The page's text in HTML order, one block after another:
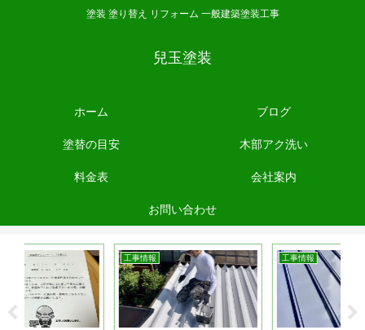
塗装 塗り替え リフォーム 一般建築塗装工事
兒玉塗装
ホーム ブログ
塗替の目安 木部アク洗い
料金表 会社案内
お問い合わせ
工事情報 工事情報